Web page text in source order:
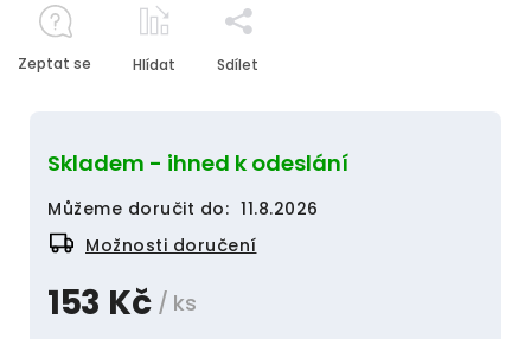
153 Kč / ks
Skladem - ihned k odeslání
Můžeme doručit do: 11.8.2026
Možnosti doručení
Zeptat se Hlídat Sdílet